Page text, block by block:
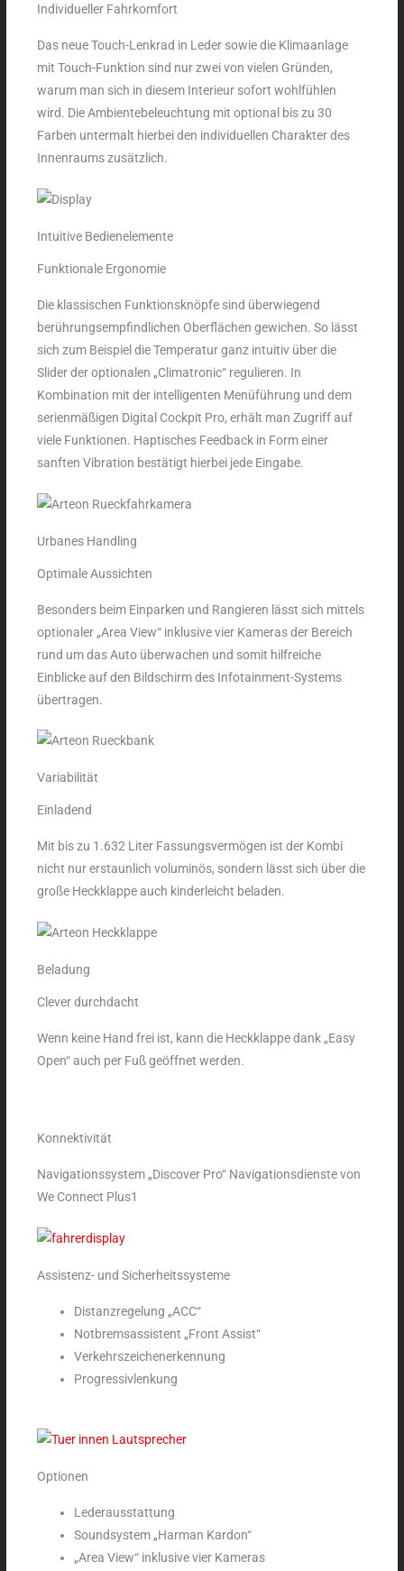
Individueller Fahrkomfort
Das neue Touch-Lenkrad in Leder sowie die Klimaanlage
mit Touch-Funktion sind nur zwei von vielen Gründen,
warum man sich in diesem Interieur sofort wohlfühlen
wird. Die Ambientebeleuchtung mit optional bis zu 30
Farben untermalt hierbei den individuellen Charakter des
Innenraums zusätzlich.
Intuitive Bedienelemente
Funktionale Ergonomie
Die klassischen Funktionsknöpfe sind überwiegend
berührungsempfindlichen Oberflächen gewichen. So lässt
sich zum Beispiel die Temperatur ganz intuitiv über die
Slider der optionalen „Climatronic“ regulieren. In
Kombination mit der intelligenten Menüführung und dem
serienmäßigen Digital Cockpit Pro, erhält man Zugriff auf
viele Funktionen. Haptisches Feedback in Form einer
sanften Vibration bestätigt hierbei jede Eingabe.
Urbanes Handling
Optimale Aussichten
Besonders beim Einparken und Rangieren lässt sich mittels
optionaler „Area View“ inklusive vier Kameras der Bereich
rund um das Auto überwachen und somit hilfreiche
Einblicke auf den Bildschirm des Infotainment-Systems
übertragen.
Variabilität
Einladend
Mit bis zu 1.632 Liter Fassungsvermögen ist der Kombi
nicht nur erstaunlich voluminös, sondern lässt sich über die
große Heckklappe auch kinderleicht beladen.
Beladung
Clever durchdacht
Wenn keine Hand frei ist, kann die Heckklappe dank „Easy
Open“ auch per Fuß geöffnet werden.
Konnektivität
Navigationssystem „Discover Pro“ Navigationsdienste von
We Connect Plus1
Assistenz- und Sicherheitssysteme
Distanzregelung „ACC“
Notbremsassistent „Front Assist“
Verkehrszeichenerkennung
Progressivlenkung
Optionen
Lederausstattung
Soundsystem „Harman Kardon“
„Area View“ inklusive vier Kameras